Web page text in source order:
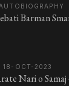
Barman
18-OCT-2023
Nari o Samaj